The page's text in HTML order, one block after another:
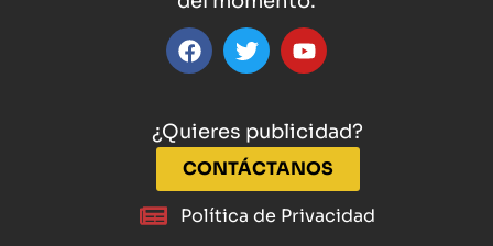
¿Quieres publicidad?
CONTÁCTANOS
Política de Privacidad